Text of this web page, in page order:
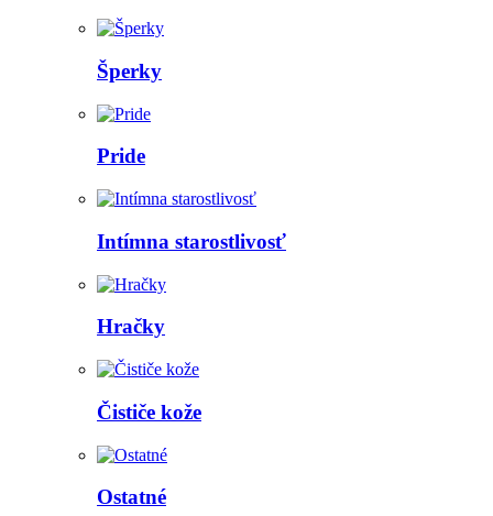
Šperky
Pride
Intímna starostlivosť
Hračky
Čističe kože
Ostatné